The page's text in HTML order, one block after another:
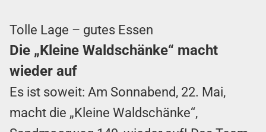
Tolle Lage – gutes Essen
Die „Kleine Waldschänke“ macht
wieder auf
Es ist soweit: Am Sonnabend, 22. Mai,
macht die „Kleine Waldschänke“,